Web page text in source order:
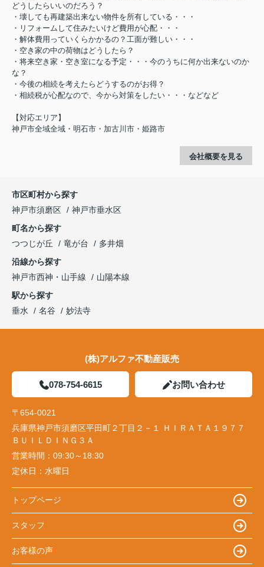
どうしたらいいのだろう？
・壊しても再建築出来ない物件を所有している・・・
・リフォームして住みたいけど費用が心配・・・
・解体費用っていくらかかるの？工面が難しい・・・
・空き家の中の荷物はどうしたら？
・将来空き家・空き室になる予定・・・今のうちに何か出来ないのか
な？
・今後の相続を考えたらどうするのがお得？
・相続税が心配なので、今から対策をしたい・・・などなど
【対応エリア】
神戸市全域全域・明石市・加古川市・姫路市
会社概要を見る
市区町村から探す
神戸市須磨区
神戸市垂水区
町名から探す
つつじが丘
竜が台
多井畑
沿線から探す
神戸市西神・山手線
山陽本線
駅から探す
垂水
名谷 妙法寺
(株)アルファ不動産販売
078-754-6615 お問い合わせ
〒654-0021
兵庫県神戸市須磨区平田町２丁目２－１ ＨＩＲＡＴＡ１９７７
ＢＵＩＬＤＩＮＧ３Ａ
営業時間： 09:30～18:30
定休日： 水曜日
トップページ
スタッフ
お客様の声